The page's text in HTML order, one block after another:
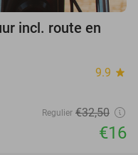
incl. route en
9.9 star
Regulier €32,50
€16